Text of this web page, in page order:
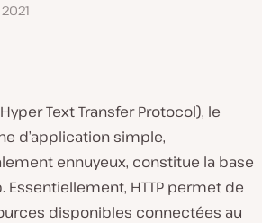
Text Transfer Protocol), le
d’application simple,
ennuyeux, constitue la base
Essentiellement, HTTP permet de
disponibles connectées au